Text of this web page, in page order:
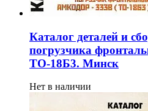
Каталог деталей и
погрузчика
ТО-18Б3. Минск
Нет в наличии